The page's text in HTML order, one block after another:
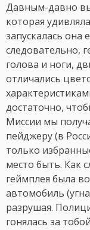
Давным-давно
которая
запускалась она
следовательно,
голова и ноги,
отличались
достаточно,
Миссии мы
пейджеру (в
только
место быть. Как
геймплея была
автомобиль
разрушая.
гонялась за